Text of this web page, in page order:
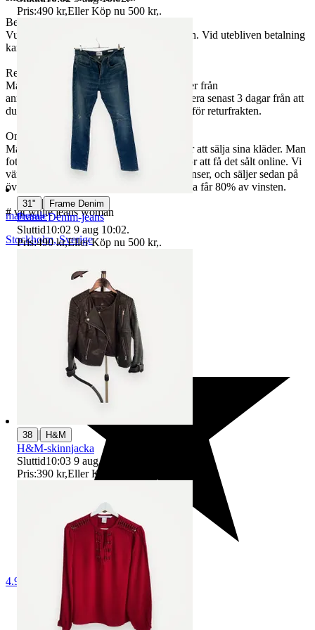
Betalning:
Vunna auktioner behöver betalas inom 24h. Vid utebliven betalning
kan köpet komma att hävas.
Reklamation och retur:
Mai erbjuder reklamation om varan avviker från
annonsbeskrivningen. Du behöver reklamera senast 3 dagar från att
du mottagit varan. Vid reklamation står vi för returfrakten.
Om Mai:
Mai är en tjänst som hjälper privatpersoner att sälja sina kläder. Man
fotar sina kläder och sedan gör vi resten för att få det sålt online. Vi
värderar plaggen, förbereder digitala annonser, och säljer sedan på
över 10 olika relevanta säljkanaler. Säljarna får 80% av vinsten.
# vit white jeans woman
mairesale
Stockholm,Sverige
4.9
Pris:490 kr,Eller Köp nu 500 kr,.
31" | Frame Denim
Frame Denim-jeans
Sluttid10:02 9 aug 10:02.
Pris:490 kr,Eller Köp nu 500 kr,.
38 | H&M
H&M-skinnjacka
Sluttid10:03 9 aug 10:03
Pris:390 kr,Eller Köp nu